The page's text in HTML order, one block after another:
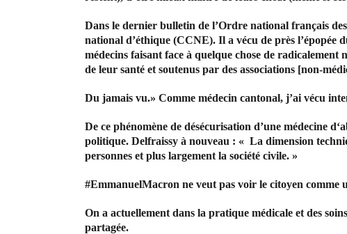
Dans le dernier bulletin de l’Ordre national français
national d’éthique (CCNE). Il a vécu de près l’épopée
médecins faisant face à quelque chose de
de leur santé et soutenus par des associations [non-
Du jamais vu.» Comme médecin cantonal, j’ai vécu
De ce phénomène de désécurisation d’une médecine
politique. Delfraissy à nouveau : « La dimension
personnes et plus largement la société civile. »
#EmmanuelMacron ne veut pas voir le citoyen
On a actuellement dans la pratique médicale et des
partagée.